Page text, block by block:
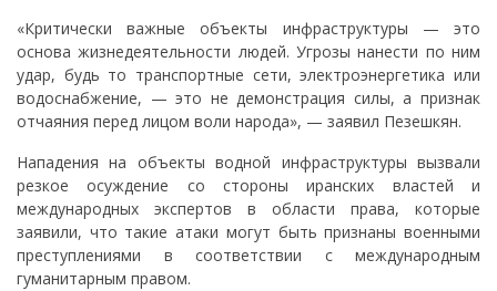
«Критически важные объекты инфраструктуры — это
основа жизнедеятельности людей. Угрозы нанести по ним
удар, будь то транспортные сети, электроэнергетика или
водоснабжение, — это не демонстрация силы, а признак
отчаяния перед лицом воли народа», — заявил Пезешкян.
Нападения на объекты водной инфраструктуры вызвали
резкое осуждение со стороны иранских властей и
международных экспертов в области права, которые
заявили, что такие атаки могут быть признаны военными
преступлениями в соответствии с международным
гуманитарным правом.